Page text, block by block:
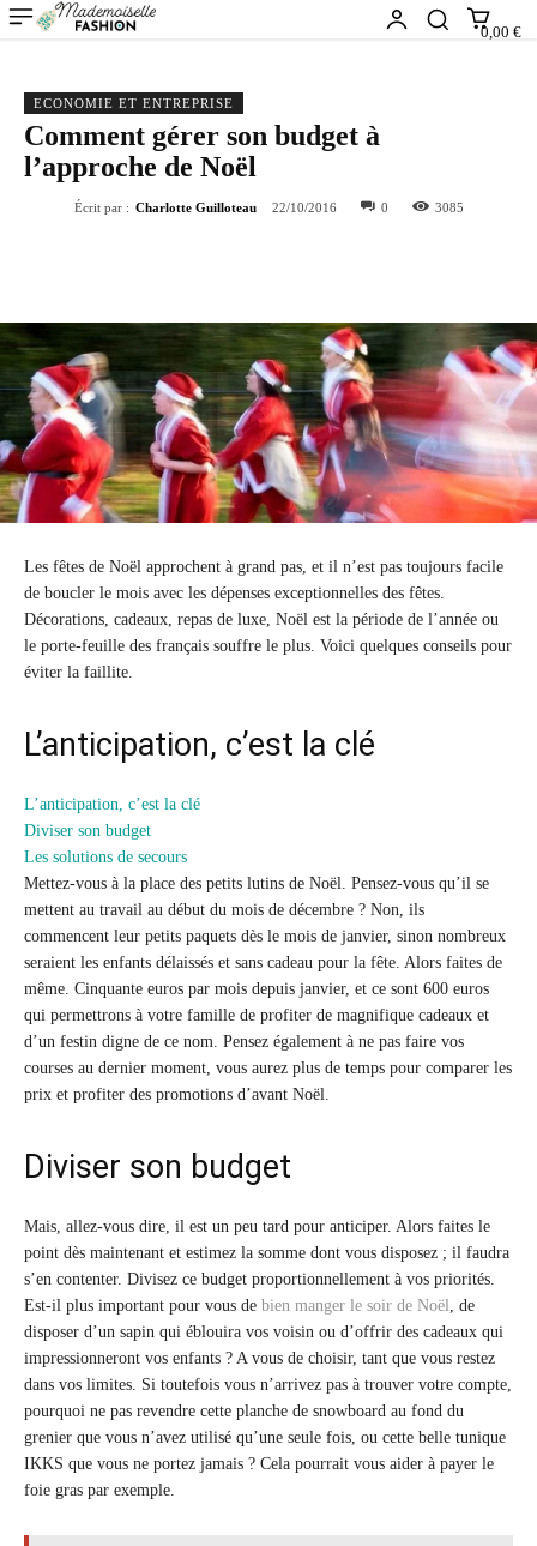
0,00 €
ECONOMIE ET ENTREPRISE
Comment gérer son budget à
l’approche de Noël
Écrit par : Charlotte Guilloteau 22/10/2016 0 3085
Les fêtes de Noël approchent à grand pas, et il n’est pas toujours facile
de boucler le mois avec les dépenses exceptionnelles des fêtes.
Décorations, cadeaux, repas de luxe, Noël est la période de l’année ou
le porte-feuille des français souffre le plus. Voici quelques conseils pour
éviter la faillite.
L’anticipation, c’est la clé
L’anticipation, c’est la clé
Diviser son budget
Les solutions de secours
Mettez-vous à la place des petits lutins de Noël. Pensez-vous qu’il se
mettent au travail au début du mois de décembre ? Non, ils
commencent leur petits paquets dès le mois de janvier, sinon nombreux
seraient les enfants délaissés et sans cadeau pour la fête. Alors faites de
même. Cinquante euros par mois depuis janvier, et ce sont 600 euros
qui permettrons à votre famille de profiter de magnifique cadeaux et
d’un festin digne de ce nom. Pensez également à ne pas faire vos
courses au dernier moment, vous aurez plus de temps pour comparer les
prix et profiter des promotions d’avant Noël.
Diviser son budget
Mais, allez-vous dire, il est un peu tard pour anticiper. Alors faites le
point dès maintenant et estimez la somme dont vous disposez ; il faudra
s’en contenter. Divisez ce budget proportionnellement à vos priorités.
Est-il plus important pour vous de bien manger le soir de Noël, de
disposer d’un sapin qui éblouira vos voisin ou d’offrir des cadeaux qui
impressionneront vos enfants ? A vous de choisir, tant que vous restez
dans vos limites. Si toutefois vous n’arrivez pas à trouver votre compte,
pourquoi ne pas revendre cette planche de snowboard au fond du
grenier que vous n’avez utilisé qu’une seule fois, ou cette belle tunique
IKKS que vous ne portez jamais ? Cela pourrait vous aider à payer le
foie gras par exemple.